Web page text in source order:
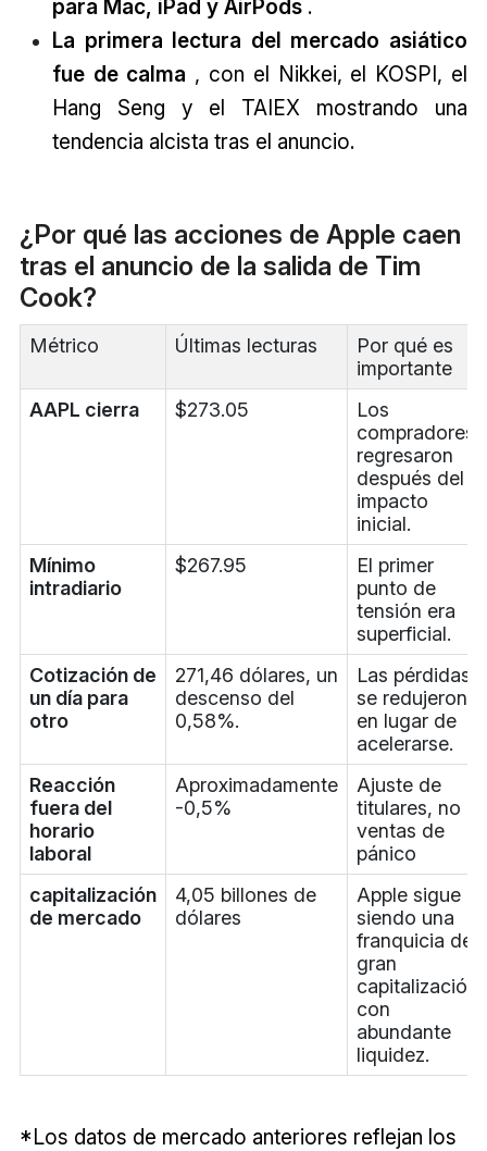
para Mac, iPad y AirPods.
La primera lectura del mercado asiático
fue de calma , con el Nikkei, el KOSPI, el
Hang Seng y el TAIEX mostrando una
tendencia alcista tras el anuncio.
¿Por qué las acciones de Apple caen
tras el anuncio de la salida de Tim
Cook?
Métrico Últimas lecturas
Por qué es
importante
AAPL cierra
$273.05
Los
compradores
regresaron
después del
impacto
inicial.
Mínimo
intradiario
$267.95
El primer
punto de
tensión era
superficial.
Cotización de
un día para
otro
271,46 dólares, un
descenso del
0,58%.
Las pérdidas
se redujeron
en lugar de
acelerarse.
Reacción
fuera del
horario
laboral
Aproximadamente
-0,5%
Ajuste de
titulares, no
ventas de
pánico
capitalización
de mercado
4,05 billones de
dólares
Apple sigue
siendo una
franquicia de
gran
capitalización
con
abundante
liquidez.
*Los datos de mercado anteriores reflejan los